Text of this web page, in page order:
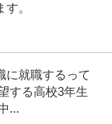
。
に就職するって
する高校3年生
...